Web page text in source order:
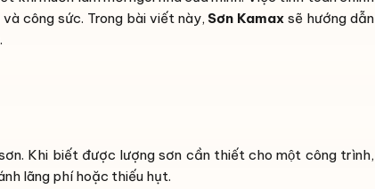
công sức. Trong bài viết này, Sơn Kamax sẽ hướng dẫn
Khi biết được lượng sơn cần thiết cho một công trình,
lãng phí hoặc thiếu hụt.